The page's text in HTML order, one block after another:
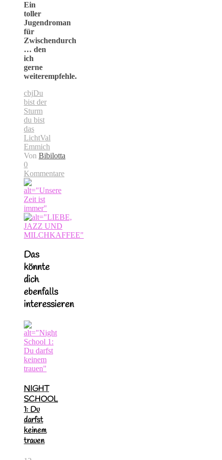
Ein
toller
Jugendroman
für
Zwischendurch
… den
ich
gerne
weiterempfehle.
cbjDu
bist der
Sturm
du bist
das
LichtVal
Emmich
Von Bibilotta
0
Kommentare
Das
könnte
dich
ebenfalls
interessieren
NIGHT
SCHOOL
1: Du
darfst
keinem
trauen